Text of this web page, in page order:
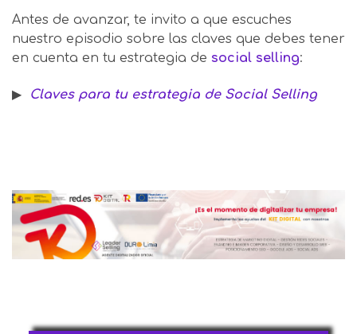
Antes de avanzar, te invito a que escuches
nuestro episodio sobre las claves que debes tener
en cuenta en tu estrategia de social selling:
▶ Claves para tu estrategia de Social Selling